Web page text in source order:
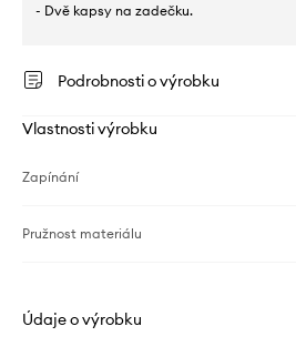
- Dvě kapsy na zadečku.
Podrobnosti o výrobku
Vlastnosti výrobku
Zapínání
Pružnost materiálu
Údaje o výrobku